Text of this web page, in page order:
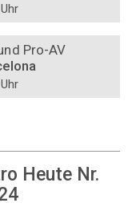
Pro-AV
Heute Nr.